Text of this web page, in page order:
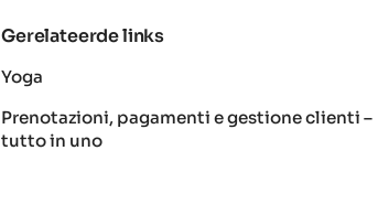
Gerelateerde links
Yoga
Prenotazioni, pagamenti e gestione clienti –
tutto in uno